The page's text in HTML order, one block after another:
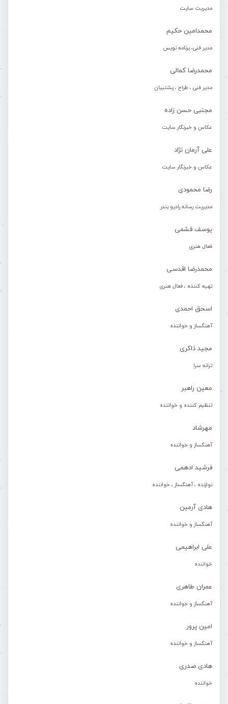
مدیریت سایت
محمدامین حکیم
مدیر فنی، برنامه نویس
محمدرضا کمالی
مدیر فنی ، طراح ، پشتیبان
مجتبی حسن زاده
عکاس و خبرنگار سایت
علی آرمان نژاد
عکاس و خبرنگار سایت
رضا محمودی
مدیریت رسانه رادیو بندر
یوسف قشمی
فعال هنری
محمدرضا اقدسی
تهیه کننده ، فعال هنری
اسحق احمدی
آهنگساز و خواننده
مجید ذاکری
ترانه سرا
معین راهبر
تنظیم کننده و خواننده
مهرشاد
آهنگساز و خواننده
فرشید ادهمی
نوازنده ، آهنگساز ، خواننده
هادی آرمین
آهنگساز و خواننده
علی ابراهیمی
خواننده
عمران طاهری
آهنگساز و خواننده
امین پرور
آهنگساز و خواننده
هادی صدری
خواننده